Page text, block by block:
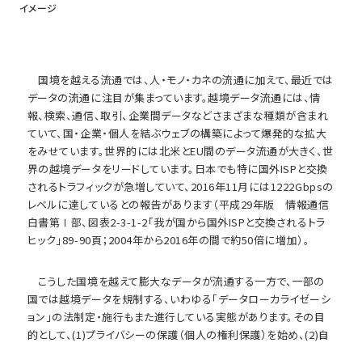
イメージ
国境を越える流通では、人・モノ・カネの流通に加えて、最近では
データの流通に注目が集まっています。越境データ流通には、情
報、検索、通信、取引、企業間データなどさまざまな種類が含まれ
ていて、国・企業・個人を結ぶウェブの構築によって爆発的な拡大
をみせています。世界的には北米とEU間のデータ流通が大きく、世
界の越境データをリードしています。日本でも特に国外ISPと交換
されるトラフィックが急増していて、2016年11月には1222Gbpsの
レベルに達しているとの報告があります（平成29年版 情報通信
白書第Ⅰ部、図表2-3-1-2「我が国から国外ISPと交換されるトラ
ヒック」89-90頁；2004年から2016年の間で約50倍に増加）。
こうした国境を越えて膨大なデータが流通する一方で、一部の
国では越境データを規制する、いわゆる「データローカライゼーシ
ョン」の法制定・施行もまた進行している実態があります。その目
的として、(1)プライバシーの保護（個人の権利保護）を始め、(2)自